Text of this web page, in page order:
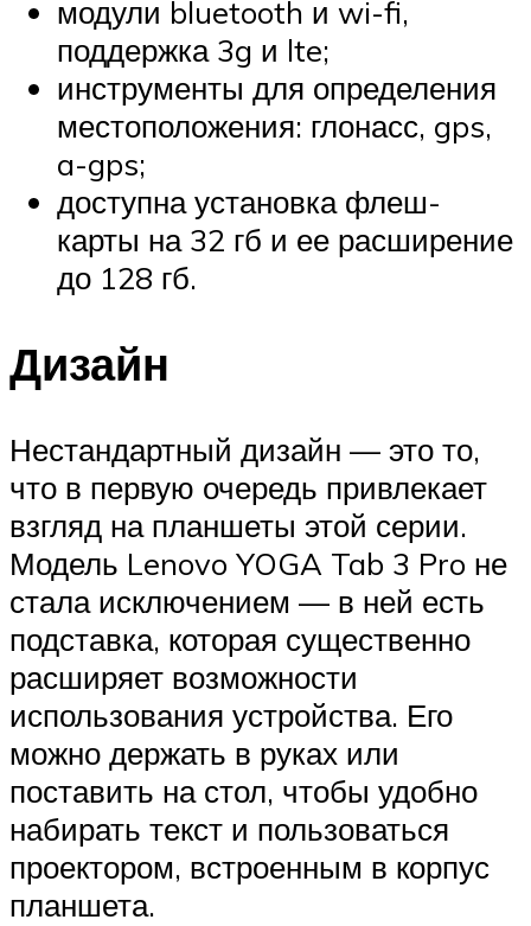
модули bluetooth и wi-fi,
поддержка 3g и lte;
инструменты для определения
местоположения: глонасс, gps,
a-gps;
доступна установка флеш-
карты на 32 гб и ее расширение
до 128 гб.
Дизайн
Нестандартный дизайн — это то,
что в первую очередь привлекает
взгляд на планшеты этой серии.
Модель Lenovo YOGA Tab 3 Pro не
стала исключением — в ней есть
подставка, которая существенно
расширяет возможности
использования устройства. Его
можно держать в руках или
поставить на стол, чтобы удобно
набирать текст и пользоваться
проектором, встроенным в корпус
планшета.